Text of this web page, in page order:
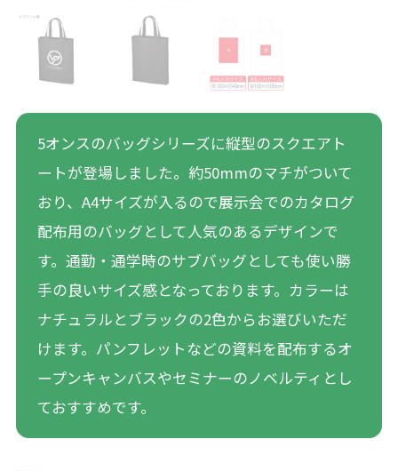
5オンスのバッグシリーズに縦型のスクエアト
ートが登場しました。約50mmのマチがついて
おり、A4サイズが入るので展示会でのカタログ
配布用のバッグとして人気のあるデザインで
す。通勤・通学時のサブバッグとしても使い勝
手の良いサイズ感となっております。カラーは
ナチュラルとブラックの2色からお選びいただ
けます。パンフレットなどの資料を配布するオ
ープンキャンバスやセミナーのノベルティとし
ておすすめです。